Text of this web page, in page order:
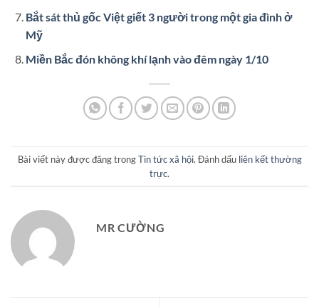
Bắt sát thủ gốc Việt giết 3 người trong một gia đình ở
Mỹ
Miền Bắc đón không khí lạnh vào đêm ngày 1/10
Bài viết này được đăng trongTin tức xã hội. Đánh dấu liên kết thường
trực.
MR CƯỜNG